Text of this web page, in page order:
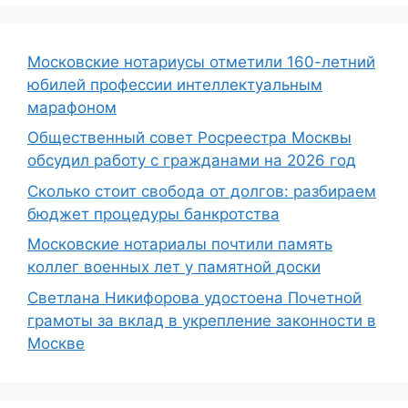
Московские нотариусы отметили 160-летний
юбилей профессии интеллектуальным
марафоном
Общественный совет Росреестра Москвы
обсудил работу с гражданами на 2026 год
Сколько стоит свобода от долгов: разбираем
бюджет процедуры банкротства
Московские нотариалы почтили память
коллег военных лет у памятной доски
Светлана Никифорова удостоена Почетной
грамоты за вклад в укрепление законности в
Москве